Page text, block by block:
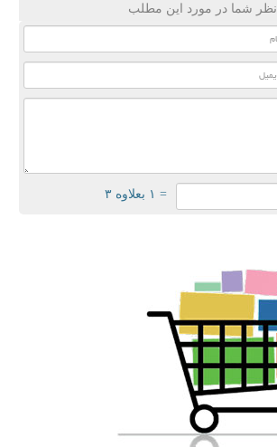
نظر شما در مورد این مطلب
= ۱ بعلاوه ۳